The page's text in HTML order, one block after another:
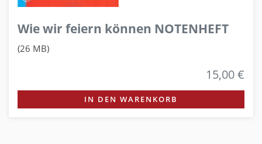
Wie wir feiern können NOTENHEFT
(26 MB)
15,00 €
IN DEN WARENKORB